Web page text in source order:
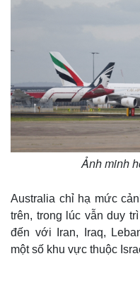
Ảnh minh
Australia chỉ hạ mức
trên, trong lúc vẫn duy
đến với Iran, Iraq,
một số khu vực thuộc